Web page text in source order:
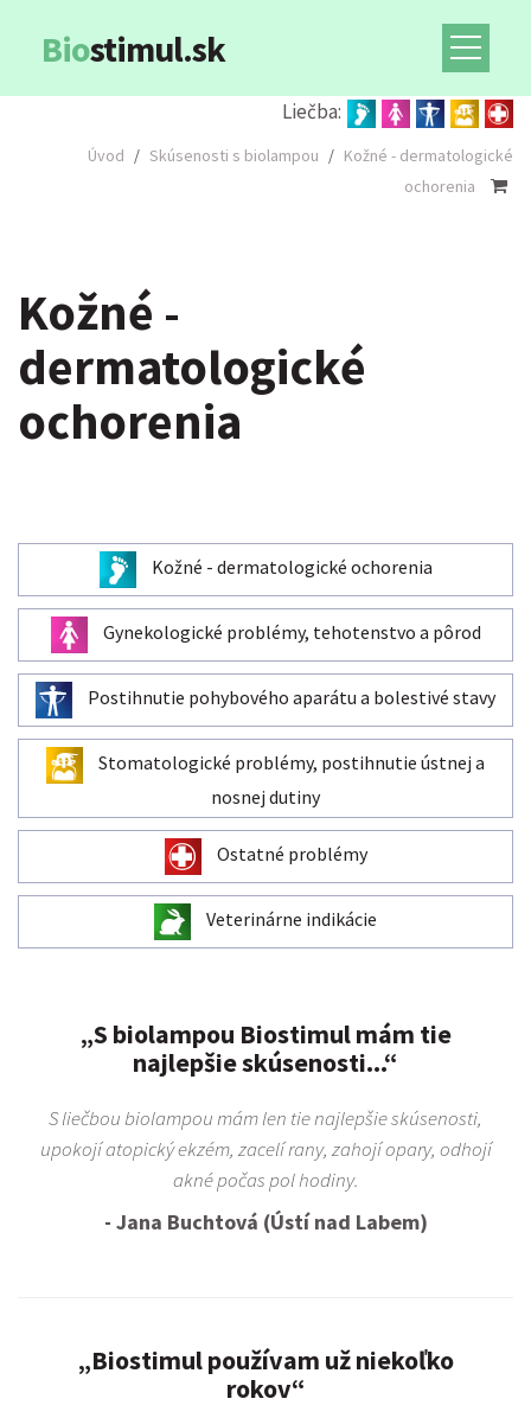
Biostimul.sk
Liečba:
Úvod / Skúsenosti s biolampou / Kožné - dermatologické
ochorenia
Kožné -
dermatologické
ochorenia
Kožné - dermatologické ochorenia
Gynekologické problémy, tehotenstvo a pôrod
Postihnutie pohybového aparátu a bolestivé stavy
Stomatologické problémy, postihnutie ústnej a
nosnej dutiny
Ostatné problémy
Veterinárne indikácie
„S biolampou Biostimul mám tie
najlepšie skúsenosti...“
S liečbou biolampou mám len tie najlepšie skúsenosti,
upokojí atopický ekzém, zacelí rany, zahojí opary, odhojí
akné počas pol hodiny.
- Jana Buchtová (Ústí nad Labem)
„Biostimul používam už niekoľko
rokov“